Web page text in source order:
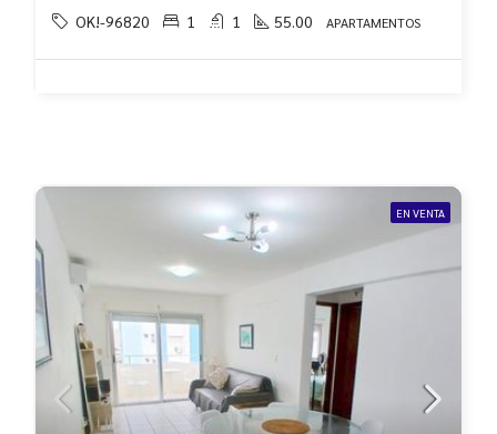
OK!-96820 1 1 55.00 APARTAMENTOS
EN VENTA